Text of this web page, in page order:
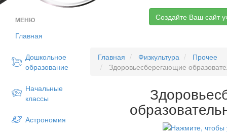
МЕНЮ
Главная
Дошкольное
образование
Начальные
классы
Астрономия
Создайте Ваш сайт
Главная Физкультура
Прочее
Здоровьесберегающие